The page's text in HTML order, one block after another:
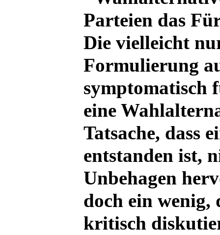
Parteien das
Die vielleicht
Formulierung
symptomatisch
eine
Tatsache, dass
entstanden ist,
Unbehagen
doch ein wenig,
kritisch